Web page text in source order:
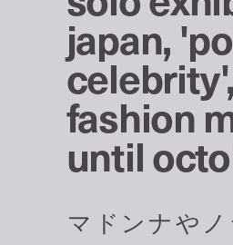
japan,
fashion
until